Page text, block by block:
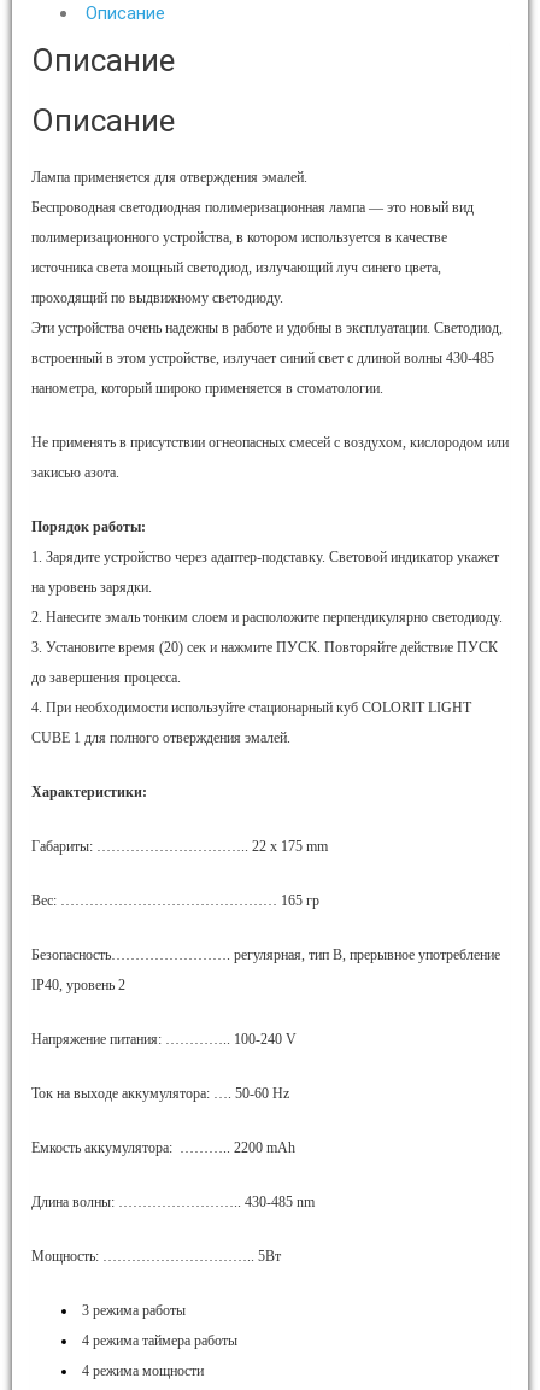
Описание
Описание
Описание
Лампа применяется для отверждения эмалей.
Беспроводная светодиодная полимеризационная лампа — это новый вид
полимеризационного устройства, в котором используется в качестве
источника света мощный светодиод, излучающий луч синего цвета,
проходящий по выдвижному светодиоду.
Эти устройства очень надежны в работе и удобны в эксплуатации. Светодиод,
встроенный в этом устройстве, излучает синий свет с длиной волны 430-485
нанометра, который широко применяется в стоматологии.
Не применять в присутствии огнеопасных смесей с воздухом, кислородом или
закисью азота.
Порядок работы:
1. Зарядите устройство через адаптер-подставку. Световой индикатор укажет
на уровень зарядки.
2. Нанесите эмаль тонким слоем и расположите перпендикулярно светодиоду.
3. Установите время (20) сек и нажмите ПУСК. Повторяйте действие ПУСК
до завершения процесса.
4. При необходимости используйте стационарный куб COLORIT LIGHT
CUBE 1 для полного отверждения эмалей.
Характеристики:
Габариты: ………………………….. 22 х 175 mm
Вес: ……………………………………… 165 гр
Безопасность……………………. регулярная, тип В, прерывное употребление
IP40, уровень 2
Напряжение питания: ………….. 100-240 V
Ток на выходе аккумулятора: …. 50-60 Hz
Емкость аккумулятора: ……….. 2200 mAh
Длина волны: …………………….. 430-485 nm
Мощность: ………………………….. 5Вт
3 режима работы
4 режима таймера работы
4 режима мощности